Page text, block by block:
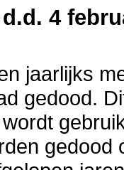
4
jaarlijks
gedood.